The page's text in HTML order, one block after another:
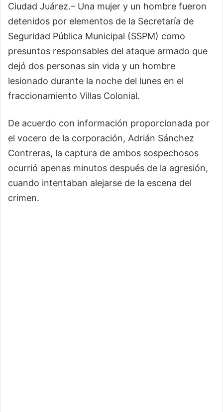
Ciudad Juárez.– Una mujer y un hombre fueron
detenidos por elementos de la Secretaría de
Seguridad Pública Municipal (SSPM) como
presuntos responsables del ataque armado que
dejó dos personas sin vida y un hombre
lesionado durante la noche del lunes en el
fraccionamiento Villas Colonial.
De acuerdo con información proporcionada por
el vocero de la corporación, Adrián Sánchez
Contreras, la captura de ambos sospechosos
ocurrió apenas minutos después de la agresión,
cuando intentaban alejarse de la escena del
crimen.